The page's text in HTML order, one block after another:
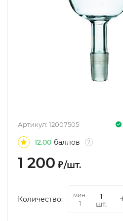
Артикул: 12007505
12.00 баллов ?
1 200 ₽/шт.
Количество:
мин.
1
шт.